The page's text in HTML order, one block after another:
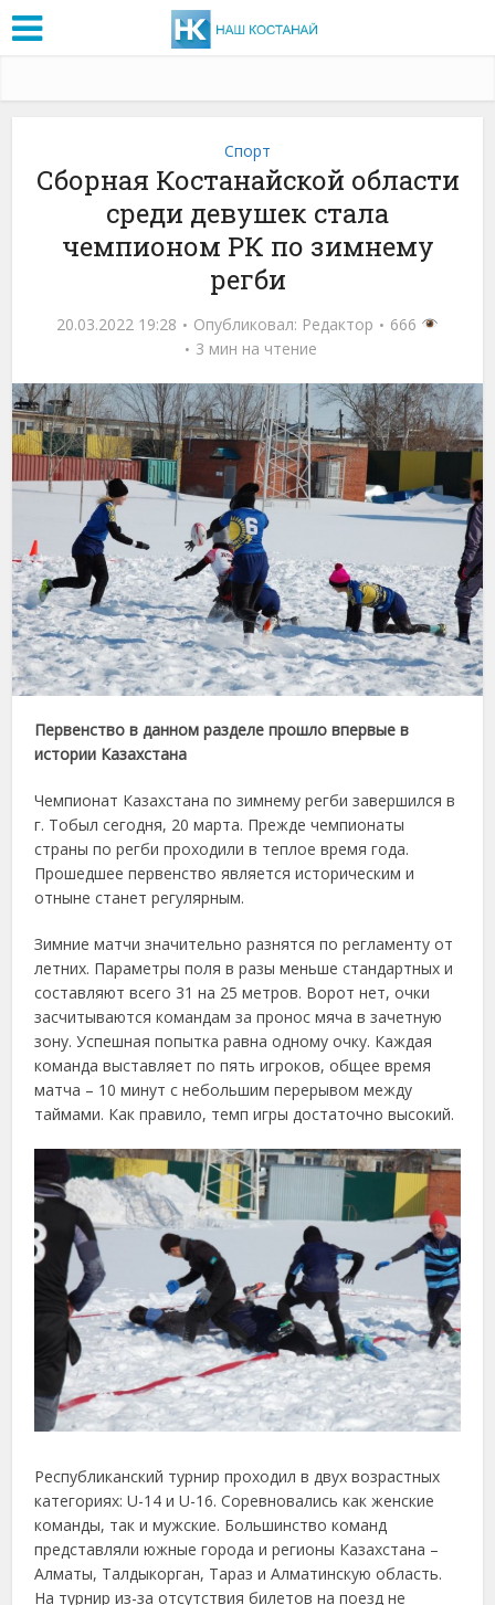
Спорт
Сборная Костанайской области
среди девушек стала
чемпионом РК по зимнему
регби
20.03.2022 19:28 Опубликовал: Редактор
666
3 мин на чтение
Первенство в данном разделе прошло впервые в
истории Казахстана
Чемпионат Казахстана по зимнему регби завершился в
г. Тобыл сегодня, 20 марта. Прежде чемпионаты
страны по регби проходили в теплое время года.
Прошедшее первенство является историческим и
отныне станет регулярным.
Зимние матчи значительно разнятся по регламенту от
летних. Параметры поля в разы меньше стандартных и
составляют всего 31 на 25 метров. Ворот нет, очки
засчитываются командам за пронос мяча в зачетную
зону. Успешная попытка равна одному очку. Каждая
команда выставляет по пять игроков, общее время
матча – 10 минут с небольшим перерывом между
таймами. Как правило, темп игры достаточно высокий.
Республиканский турнир проходил в двух возрастных
категориях: U-14 и U-16. Соревновались как женские
команды, так и мужские. Большинство команд
представляли южные города и регионы Казахстана –
Алматы, Талдыкорган, Тараз и Алматинскую область.
На турнир из-за отсутствия билетов на поезд не